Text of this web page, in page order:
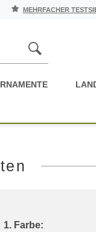
MEHRFACHER
1. Farbe: